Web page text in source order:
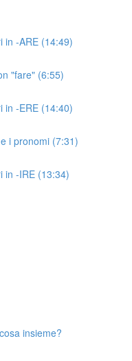
in -ARE (14:49)
"fare" (6:55)
in -ERE (14:40)
i pronomi (7:31)
in -IRE (13:34)
insieme?